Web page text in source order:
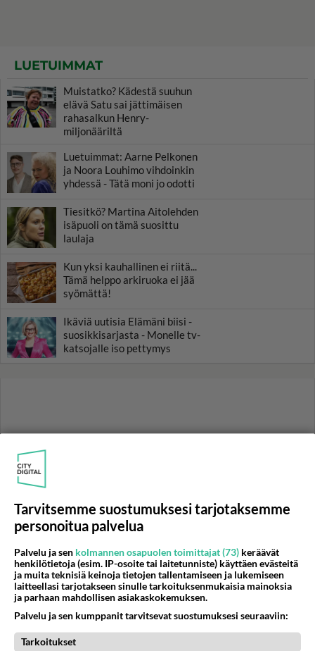
LUETUIMMAT
Muistatko? Kädestä suuhun
elävä Satu sai jättimäisen
rahasalkun Henry-
miljonääriltä
Luetuimmat: Aarne Pelkonen
ja Noora Louhimo vihdoinkin
yhdessä - Tätä moni jo odotti
Tiesitkö? Martina Aitolehden
isäpuoli on tämä suosittu
laulaja
Kun yksi kauhallinen ei riitä...
Tämä helppo arkiruoka ei jää
syömättä!
Ikäviä uutisia Elämäni biisi -
suosikkisarjasta - Monelle tv-
katsojalle iso pettymys
RESEPTIT
Helppo vuokaleipä valmistuu
Tarvitsemme suostumuksesi tarjotaksemme
personoitua palvelua
Palvelu ja sen kolmannen osapuolen toimittajat (73) keräävät
henkilötietoja (esim. IP-osoite tai laitetunniste) käyttäen evästeitä
ja muita teknisiä keinoja tietojen tallentamiseen ja lukemiseen
laitteellasi tarjotakseen sinulle tarkoituksenmukaisia mainoksia
ja parhaan mahdollisen asiakaskokemuksen.
Palvelu ja sen kumppanit tarvitsevat suostumuksesi seuraaviin:
Tarkoitukset